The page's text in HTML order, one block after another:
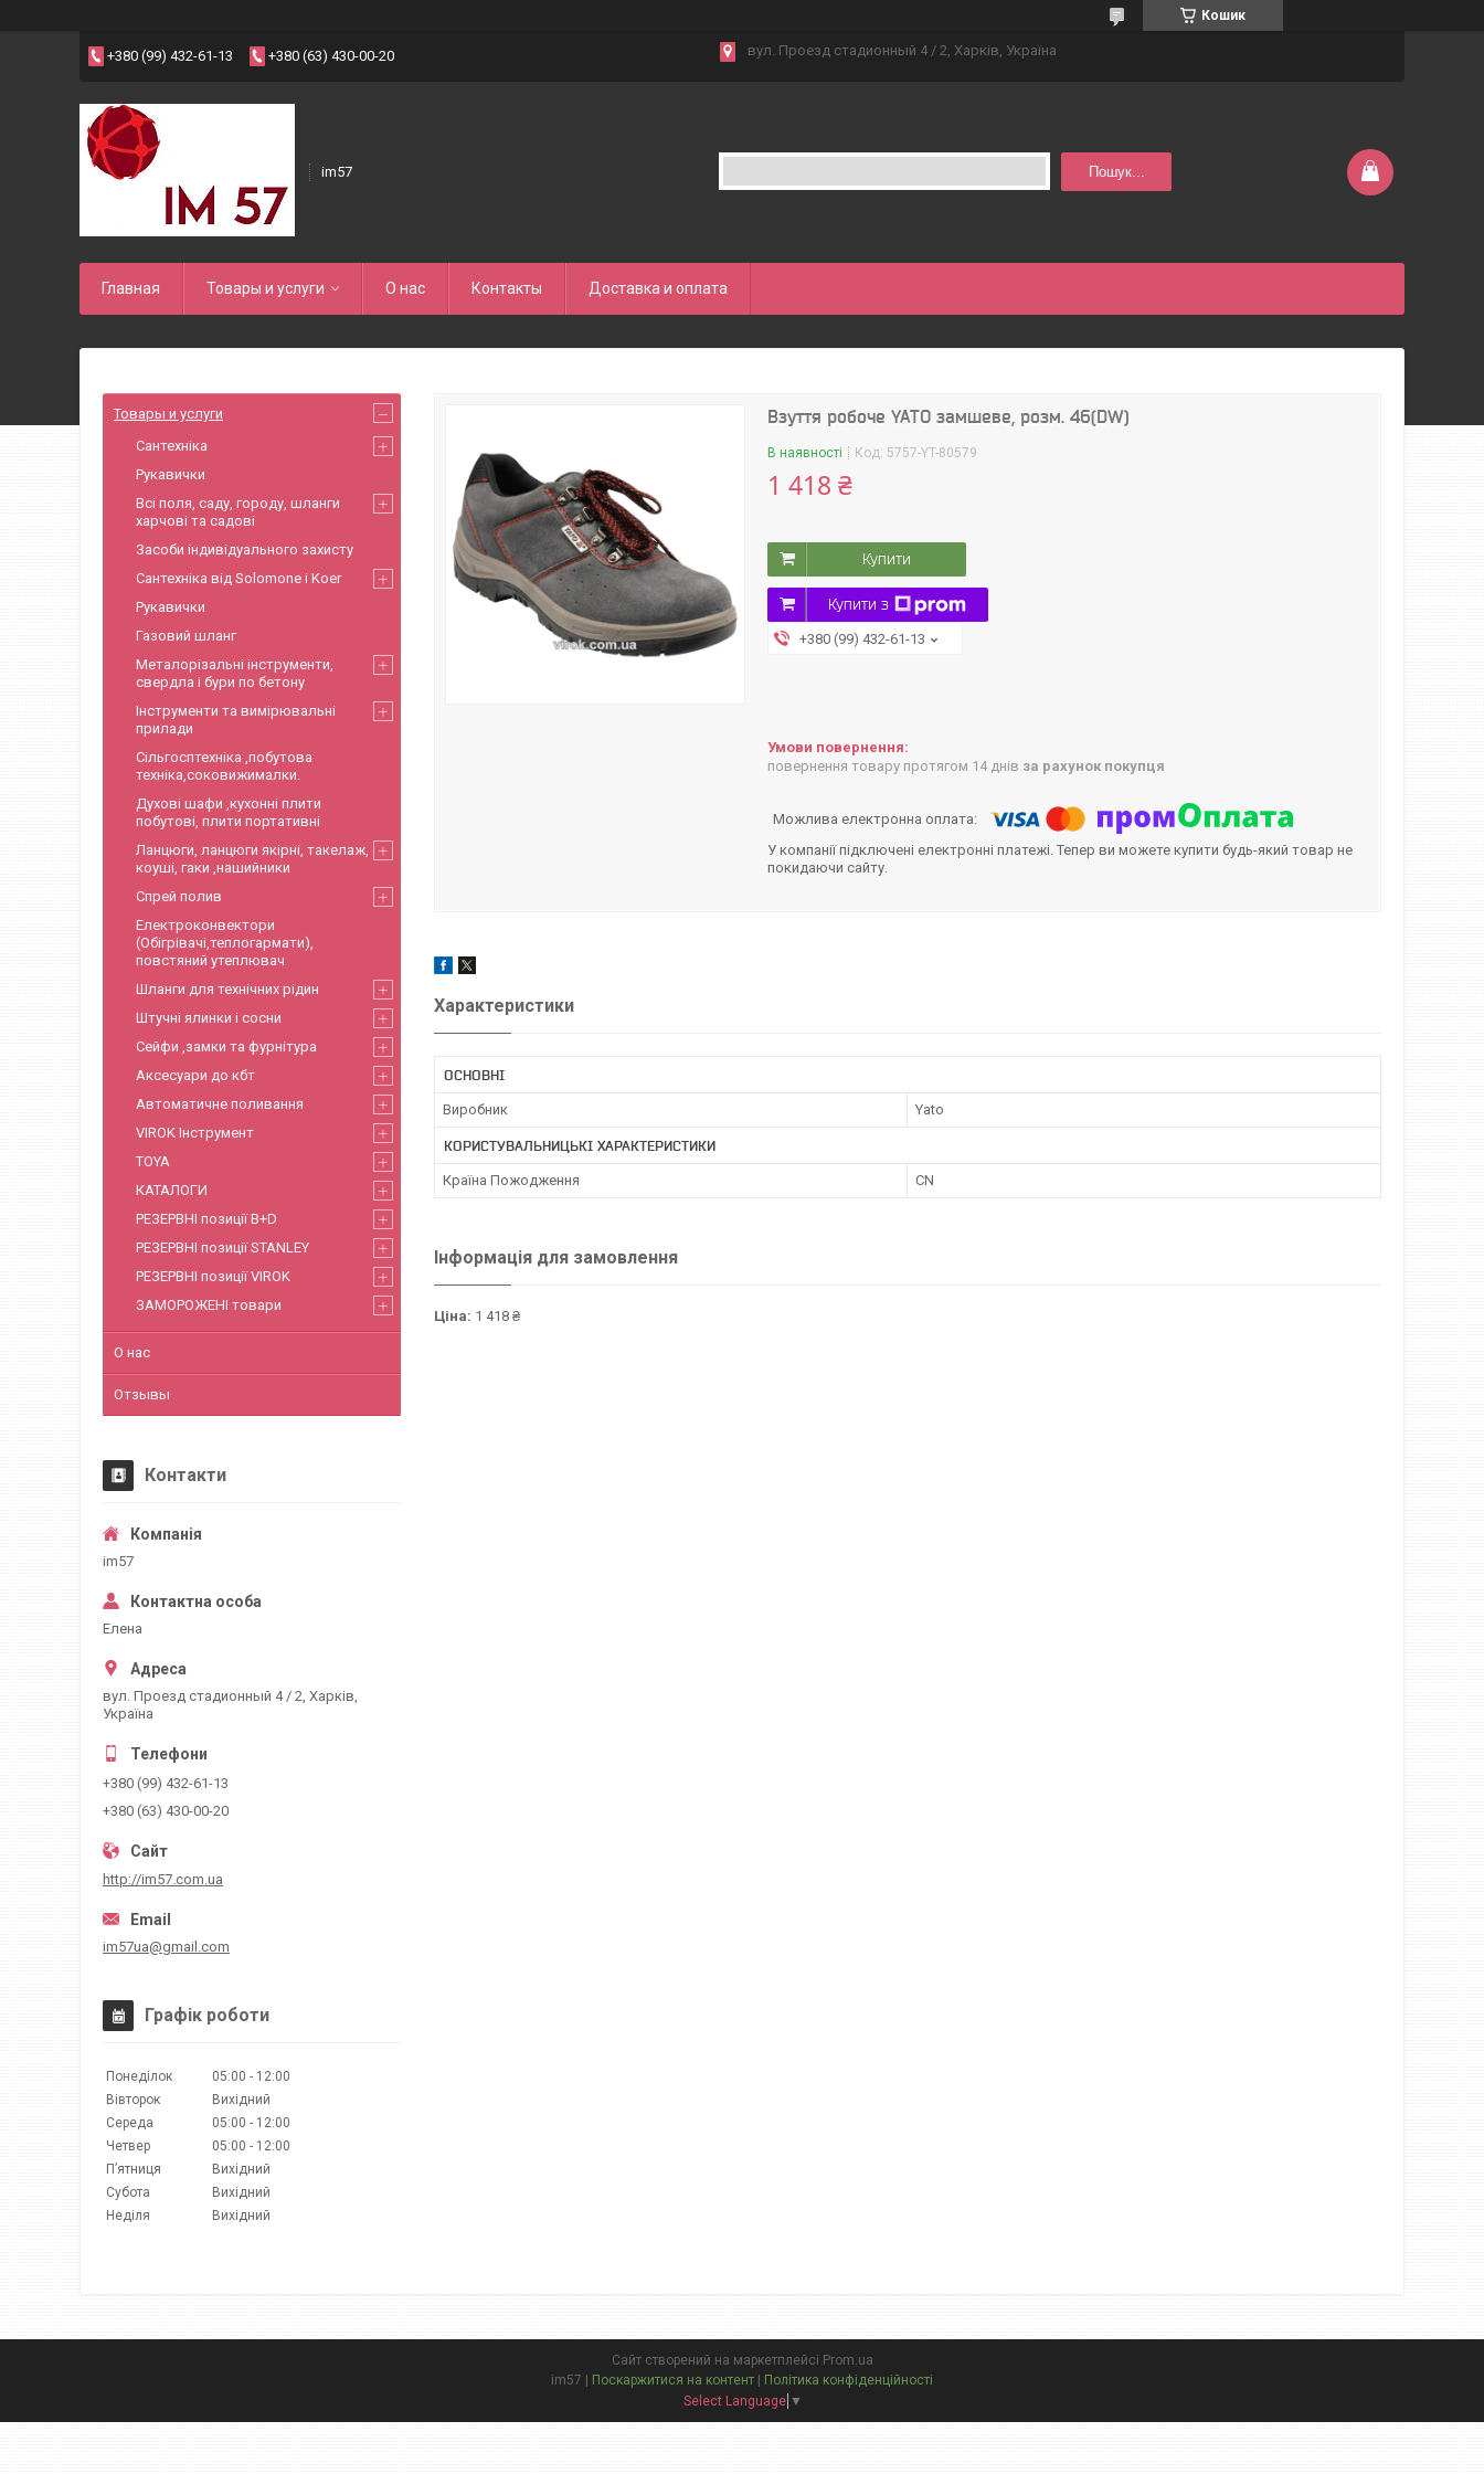
Кошик
+380 (99) 432-61-13 +380 (63) 430-00-20 вул. Проезд стадионный 4 / 2, Харків, Україна
im57 Пошук...
Главная Товары и услуги О нас Контакты Доставка и оплата
Взуття робоче YATO замшеве, розм. 46(DW)
В наявності Код: 5757-YT-80579
1 418 ₴
Купити
Купити з
+380 (99) 432-61-13
повернення товару протягом 14 днів за рахунок покупця
У компанії підключені електронні платежі. Тепер ви можете купити будь-який товар не
покидаючи сайту.
Характеристики
ОСНОВНІ
Виробник Yato
КОРИСТУВАЛЬНИЦЬКІ ХАРАКТЕРИСТИКИ
Країна Пожодження CN
Інформація для замовлення
Ціна: 1 418 ₴
Товары и услуги
Сантехніка
Рукавички
Всі поля, саду, городу, шланги
харчові та садові
Засоби індивідуального захисту
Сантехніка від Solomone і Koer
Рукавички
Газовий шланг
Металорізальні інструменти,
свердла і бури по бетону
Інструменти та вимірювальні
прилади
Сільгосптехніка ,побутова
техніка,соковижималки.
Духові шафи ,кухонні плити
побутові, плити портативні
Ланцюги, ланцюги якірні, такелаж,
коуші, гаки ,нашийники
Спрей полив
Електроконвектори
(Обігрівачі,теплогармати),
повстяний утеплювач
Шланги для технічних рідин
Штучні ялинки і сосни
Сейфи ,замки та фурнітура
Аксесуари до кбт
Автоматичне поливання
VIROK Інструмент
TOYA
КАТАЛОГИ
РЕЗЕРВНІ позиції B+D
РЕЗЕРВНІ позиції STANLEY
РЕЗЕРВНІ позиції VIROK
ЗАМОРОЖЕНІ товари
О нас
Отзывы
Контакти
im57
Елена
вул. Проезд стадионный 4 / 2, Харків,
Україна
+380 (99) 432-61-13
+380 (63) 430-00-20
http://im57.com.ua
im57ua@gmail.com
Графік роботи
Понеділок 05:00
12:00
Вівторок
Вихідний
Середа
05:00
12:00
Четвер
05:00
12:00
Пʼятниця
Вихідний
Субота
Вихідний
Неділя
Вихідний
Сайт створений на маркетплейсі Prom.ua
Поскаржитися на контент
Політика конфіденційності
Select Language ▼